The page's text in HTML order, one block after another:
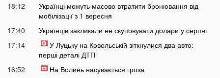
18:12
Українці можуть масово втратити бронювання від
мобілізації з 1 вересня
17:40
Українців закликали не скуповувати долари у серпні
17:14
У Луцьку на Ковельській зіткнулися два авто:
перші деталі ДТП
16:52
На Волинь насувається гроза